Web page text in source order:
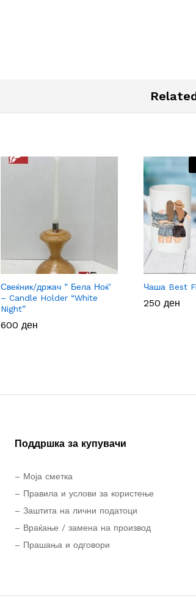
Свеќник/држач ” Бела Ноќ’
– Candle Holder “White
Night”
600 ден
600 ден
Чаша Best
250 ден
250 ден
Поддршка за купувачи
– Моја сметка
– Правила и услови за користење
– Заштита на лични податоци
– Враќање / замена на производ
– Прашања и одговори